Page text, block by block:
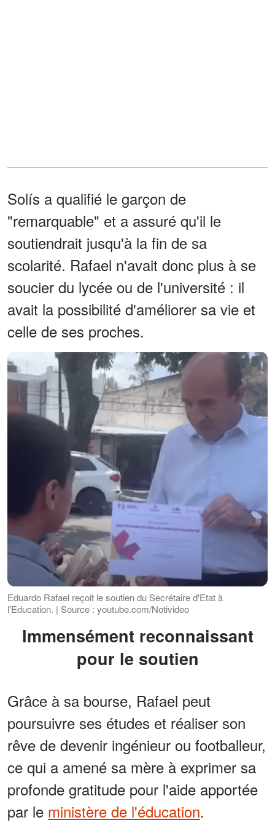
Solís a qualifié le garçon de
"remarquable" et a assuré qu'il le
soutiendrait jusqu'à la fin de sa
scolarité. Rafael n'avait donc plus à se
soucier du lycée ou de l'université : il
avait la possibilité d'améliorer sa vie et
celle de ses proches.
Eduardo Rafael reçoit le soutien du Secrétaire d'Etat à
l'Education. | Source : youtube.com/Notivideo
Immensément reconnaissant
pour le soutien
Grâce à sa bourse, Rafael peut
poursuivre ses études et réaliser son
rêve de devenir ingénieur ou footballeur,
ce qui a amené sa mère à exprimer sa
profonde gratitude pour l'aide apportée
par le ministère de l'éducation.